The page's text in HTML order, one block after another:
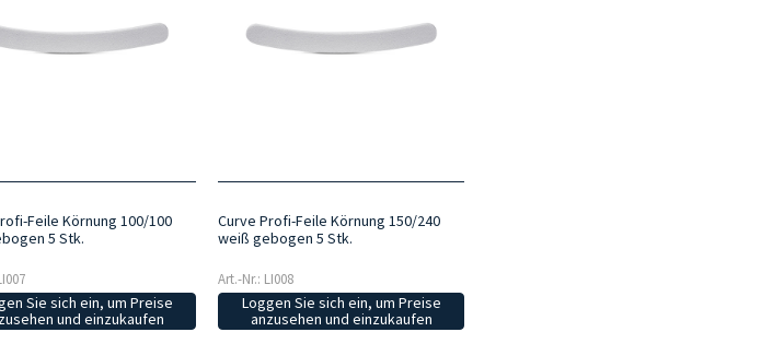
Feile Körnung 100/100
5 Stk.
Sie sich ein, um Preise
und einzukaufen
Curve Profi-Feile Körnung 150/240
weiß gebogen 5 Stk.
Art.-Nr.: LI008
Loggen Sie sich ein, um Preise
anzusehen und einzukaufen